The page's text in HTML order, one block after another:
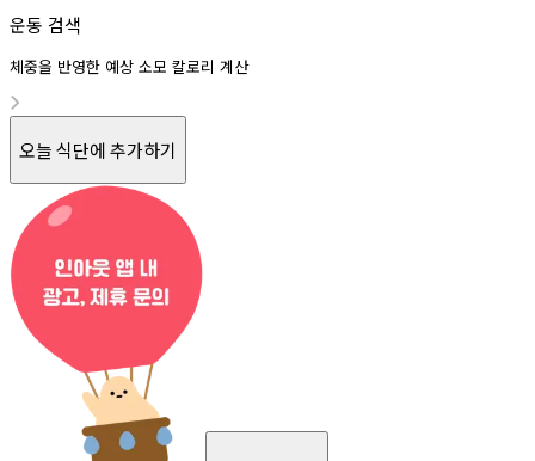
운동 검색
체중을 반영한 예상 소모 칼로리 계산
오늘 식단에 추가하기